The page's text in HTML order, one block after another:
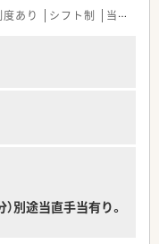
富田」駅が最寄駅になり
8時台は1時間に8本出て
分間隔で1時間4本出てい
道171号線を京都方面へ
あり シフト制 当直・夜勤あり
別途当直手当有り。